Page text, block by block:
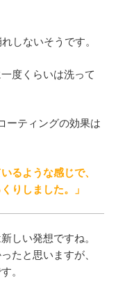
しないそうです。
度くらいは洗って
ーティングの効果は
るような感じで、
りしました。」
しい発想ですね。
たと思いますが、
。